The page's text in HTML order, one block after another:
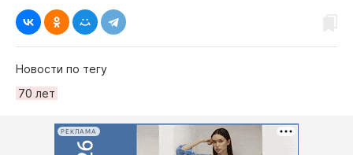
Новости по тегу
70 лет
РЕКЛАМА